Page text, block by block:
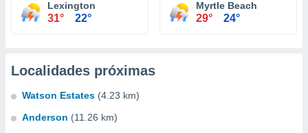
Lexington
31° 22°
Myrtle Beach
29° 24°
Localidades próximas
Watson Estates (4.23 km)
Anderson (11.26 km)